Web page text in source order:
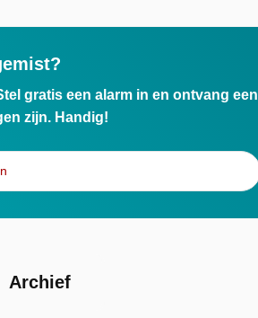
gratis een alarm in en ontvang een
zijn. Handig!
Archief